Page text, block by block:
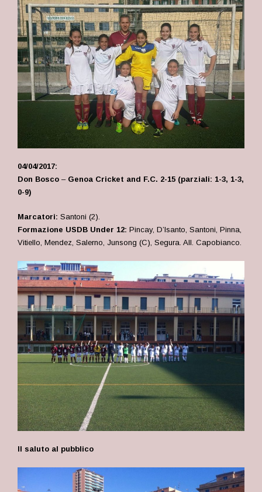
04/04/2017:
Don Bosco – Genoa Cricket and F.C. 2-15 (parziali: 1-3, 1-3,
0-9)
Marcatori: Santoni (2).
Formazione USDB Under 12: Pincay, D’Isanto, Santoni, Pinna,
Vitiello, Mendez, Salerno, Junsong (C), Segura. All. Capobianco.
Il saluto al pubblico